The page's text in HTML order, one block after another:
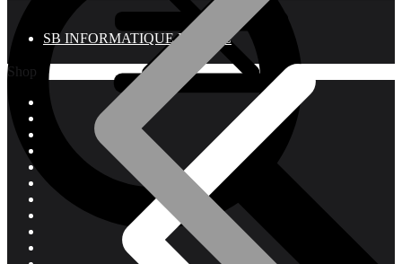
SB INFORMATIQUE MAROC
Shop